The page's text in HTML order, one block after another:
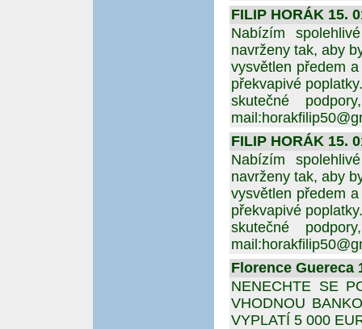
FILIP HORÁK 15.
Nabízím
navrženy tak, aby
vysvětlen předem
překvapivé
skutečné
FILIP HORÁK 15.
Nabízím
navrženy tak, aby
vysvětlen předem
překvapivé
skutečné
Florence Guereca
NENECHTE SE
VHODNOU
VYPLATÍ 5 000